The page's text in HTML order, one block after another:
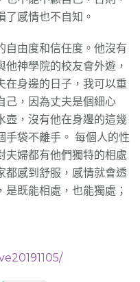
了感情也不自知。
自由度和信任度。他沒有
神學院的校友會外遊，
在身邊的日子，我可以重
己，因為丈夫是個細心
壺，沒有他在身邊的這幾
手袋不離手。 每個人的性
夫婦都有他們獨特的相處
都感到舒服，感情就會透
既能相處，也能獨處；